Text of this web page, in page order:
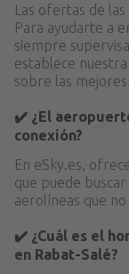
Las ofertas de
Para ayudarte a
siempre
establece
sobre las mejores.
✔️ ¿El
conexión?
En eSky.es,
que puede
aerolíneas que
✔️ ¿Cuál es el
en Rabat-Salé?